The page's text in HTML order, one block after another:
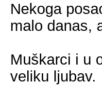
Nekoga
malo danas,
Muškarci i u
veliku ljubav.